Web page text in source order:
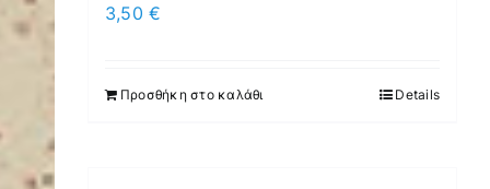
3,50€
Προσθήκη στο καλάθι Details